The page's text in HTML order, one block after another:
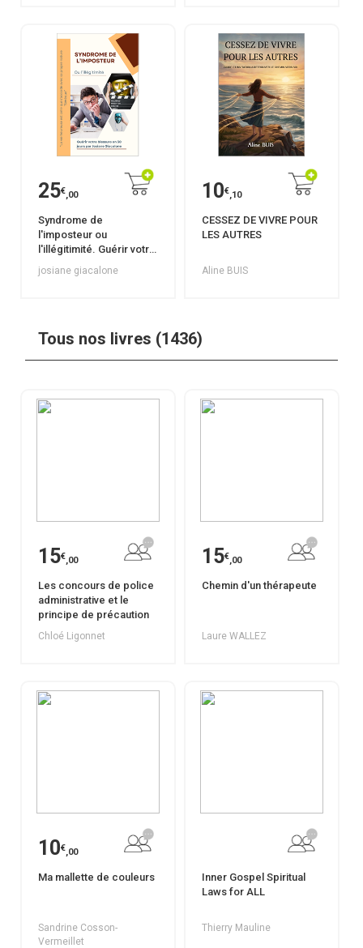
25€,00
Syndrome de
l'imposteur ou
l'illégitimité. Guérir votre
blessure en 30 jours.
josiane giacalone
10€,10
CESSEZ DE VIVRE POUR
LES AUTRES
Aline BUIS
Tous nos livres (1436)
15€,00
Les concours de police
administrative et le
principe de précaution
Chloé Ligonnet
15€,00
Chemin d'un thérapeute
Laure WALLEZ
10€,00
Ma mallette de couleurs
Sandrine Cosson-
Vermeillet
Inner Gospel Spiritual
Laws for ALL
Thierry Mauline